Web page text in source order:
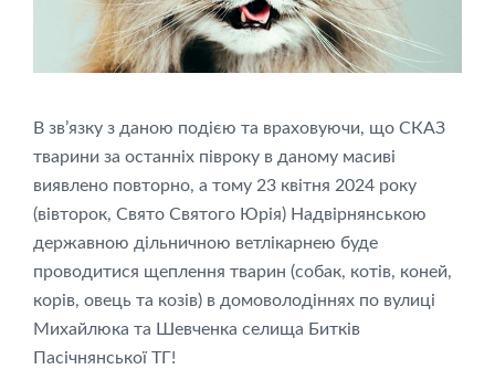
В зв’язку з даною подією та враховуючи, що СКАЗ
тварини за останніх півроку в даному масиві
виявлено повторно, а тому 23 квітня 2024 року
(вівторок, Свято Святого Юрія) Надвірнянською
державною дільничною ветлікарнею буде
проводитися щеплення тварин (собак, котів, коней,
корів, овець та козів) в домоволодіннях по вулиці
Михайлюка та Шевченка селища Битків
Пасічнянської ТГ!